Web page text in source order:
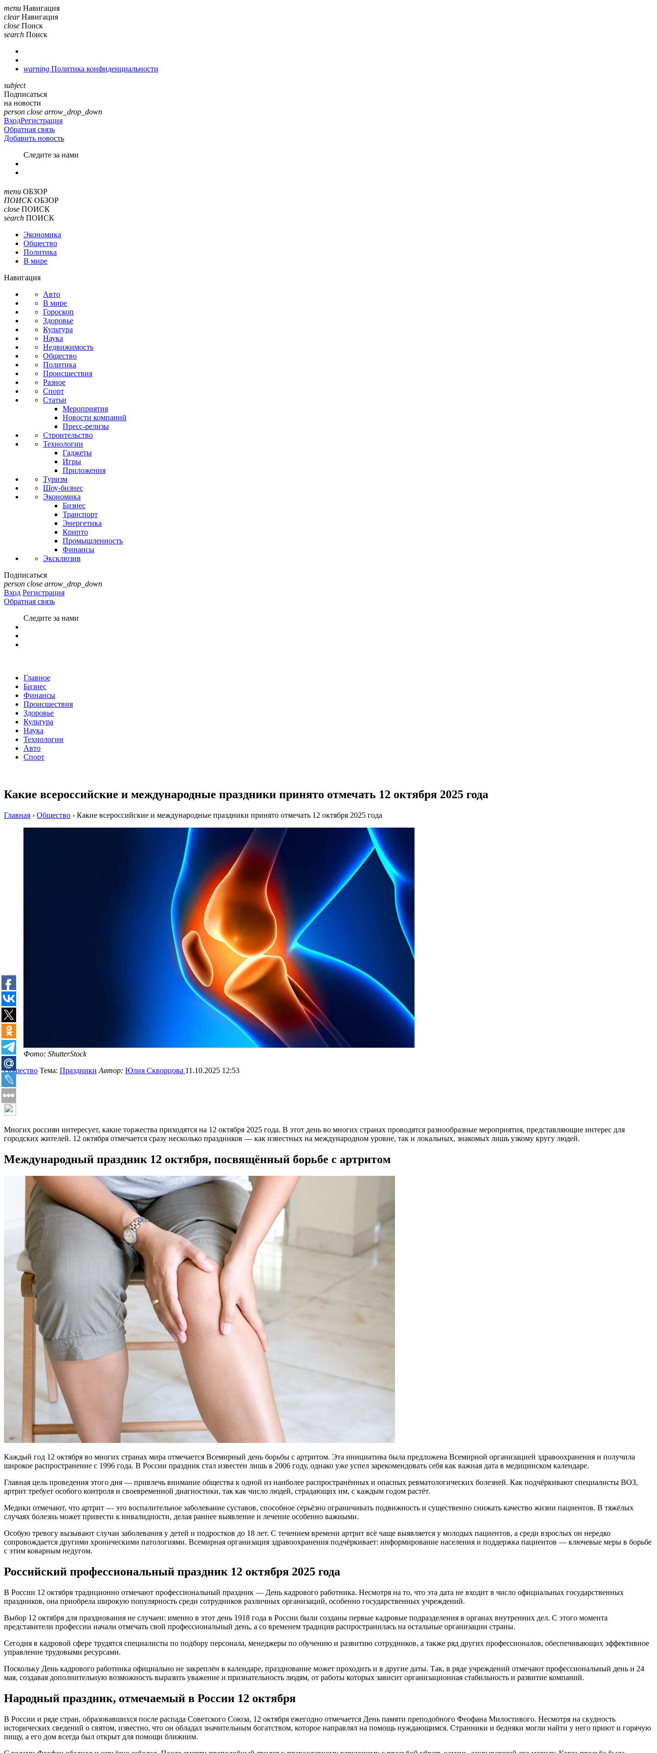
menu Навигация
clear Навигация
close Поиск
search Поиск
warning Политика конфиденциальности
subject
Подписаться
на новости
person close arrow_drop_down
ВходРегистрация
Обратная связь
Добавить новость
Cледите за нами
menu ОБЗОР
ПОИСК ОБЗОР
close ПОИСК
search ПОИСК
Экономика
Общество
Политика
В мире
Навигация
Авто
В мире
Гороскоп
Здоровье
Культура
Наука
Недвижимость
Общество
Политика
Происшествия
Разное
Спорт
Статьи
Мероприятия
Новости компаний
Пресс-релизы
Строительство
Технологии
Гаджеты
Игры
Приложения
Туризм
Шоу-бизнес
Экономика
Бизнес
Транспорт
Энергетика
Крипто
Промышленность
Финансы
Эксклюзив
Подписаться
person close arrow_drop_down
Вход Регистрация
Обратная связь
Следите за нами
Главное
Бизнес
Финансы
Происшествия
Здоровье
Культура
Наука
Технологии
Авто
Спорт
Какие всероссийские и международные праздники принято отмечать 12 октября 2025 года
Главная › Общество › Какие всероссийские и международные праздники принято отмечать 12 октября 2025 года
Фото: ShutterStock
Общество Тема: Праздники Автор: Юлия Скворцова 11.10.2025 12:53
Многих россиян интересует, какие торжества приходятся на 12 октября 2025 года. В этот день во многих странах проводятся разнообразные мероприятия, представляющие интерес для
городских жителей. 12 октября отмечается сразу несколько праздников — как известных на международном уровне, так и локальных, знакомых лишь узкому кругу людей.
Международный праздник 12 октября, посвящённый борьбе с артритом
Каждый год 12 октября во многих странах мира отмечается Всемирный день борьбы с артритом. Эта инициатива была предложена Всемирной организацией здравоохранения и получила
широкое распространение с 1996 года. В России праздник стал известен лишь в 2006 году, однако уже успел зарекомендовать себя как важная дата в медицинском календаре.
Главная цель проведения этого дня — привлечь внимание общества к одной из наиболее распространённых и опасных ревматологических болезней. Как подчёркивают специалисты ВОЗ,
артрит требует особого контроля и своевременной диагностики, так как число людей, страдающих им, с каждым годом растёт.
Медики отмечают, что артрит — это воспалительное заболевание суставов, способное серьёзно ограничивать подвижность и существенно снижать качество жизни пациентов. В тяжёлых
случаях болезнь может привести к инвалидности, делая раннее выявление и лечение особенно важными.
Особую тревогу вызывают случаи заболевания у детей и подростков до 18 лет. С течением времени артрит всё чаще выявляется у молодых пациентов, а среди взрослых он нередко
сопровождается другими хроническими патологиями. Всемирная организация здравоохранения подчёркивает: информирование населения и поддержка пациентов — ключевые меры в борьбе
с этим коварным недугом.
Российский профессиональный праздник 12 октября 2025 года
В России 12 октября традиционно отмечают профессиональный праздник — День кадрового работника. Несмотря на то, что эта дата не входит в число официальных государственных
праздников, она приобрела широкую популярность среди сотрудников различных организаций, особенно государственных учреждений.
Выбор 12 октября для празднования не случаен: именно в этот день 1918 года в России были созданы первые кадровые подразделения в органах внутренних дел. С этого момента
представители профессии начали отмечать свой профессиональный день, а со временем традиция распространилась на остальные организации страны.
Сегодня в кадровой сфере трудятся специалисты по подбору персонала, менеджеры по обучению и развитию сотрудников, а также ряд других профессионалов, обеспечивающих эффективное
управление трудовыми ресурсами.
Поскольку День кадрового работника официально не закреплён в календаре, празднование может проходить и в другие даты. Так, в ряде учреждений отмечают профессиональный день и 24
мая, создавая дополнительную возможность выразить уважение и признательность людям, от работы которых зависит организационная стабильность и развитие компаний.
Народный праздник, отмечаемый в России 12 октября
В России и ряде стран, образовавшихся после распада Советского Союза, 12 октября ежегодно отмечается День памяти преподобного Феофана Милостивого. Несмотря на скудность
исторических сведений о святом, известно, что он обладал значительным богатством, которое направлял на помощь нуждающимся. Странники и бедняки могли найти у него приют и горячую
пищу, а его дом всегда был открыт для помощи ближним.